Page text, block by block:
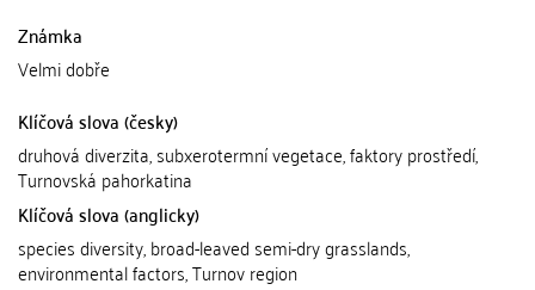
Známka
Velmi dobře
Klíčová slova (česky)
druhová diverzita, subxerotermní vegetace, faktory prostředí,
Turnovská pahorkatina
Klíčová slova (anglicky)
species diversity, broad-leaved semi-dry grasslands,
environmental factors, Turnov region